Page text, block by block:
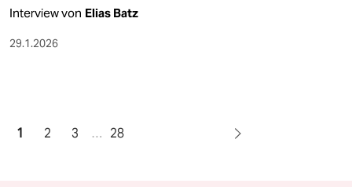
Interview von Elias Batz
29.1.2026
1 2 3 … 28